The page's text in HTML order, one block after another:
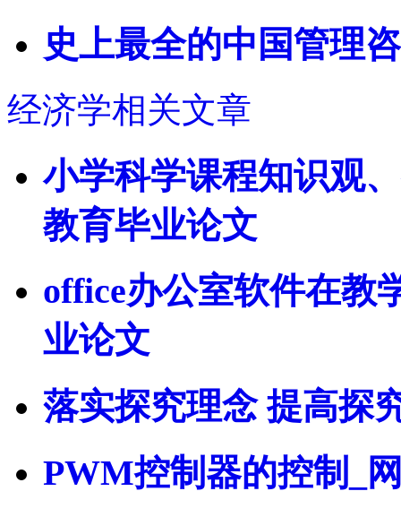
史上最全的中国管理
经济学相关文章
小学科学课程知识观
教育毕业论文
office办公室软件在教
业论文
落实探究理念 提高探
PWM控制器的控制_